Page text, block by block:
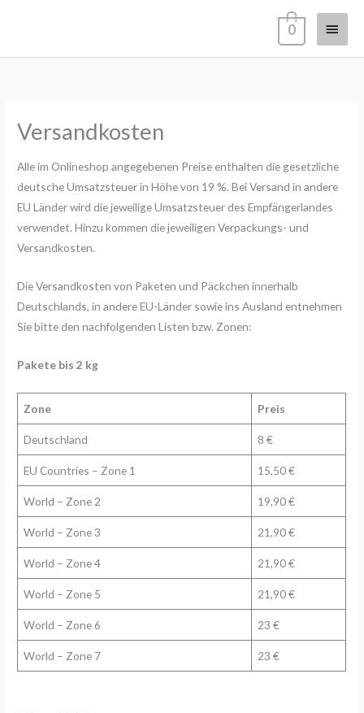
0
Versandkosten
Alle im Onlineshop angegebenen Preise enthalten die gesetzliche
deutsche Umsatzsteuer in Höhe von 19 %. Bei Versand in andere
EU Länder wird die jeweilige Umsatzsteuer des Empfängerlandes
verwendet. Hinzu kommen die jeweiligen Verpackungs- und
Versandkosten.
Die Versandkosten von Paketen und Päckchen innerhalb
Deutschlands, in andere EU-Länder sowie ins Ausland entnehmen
Sie bitte den nachfolgenden Listen bzw. Zonen:
Pakete bis 2 kg
Zone Preis
Deutschland 8 €
EU Countries – Zone 1 15,50 €
World – Zone 2 19,90 €
World – Zone 3 21,90 €
World – Zone 4 21,90 €
World – Zone 5 21,90 €
World – Zone 6 23 €
World – Zone 7 23 €